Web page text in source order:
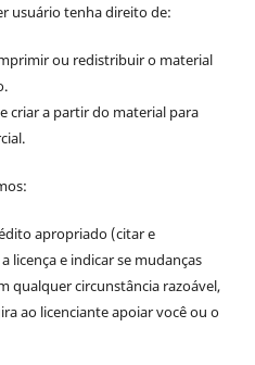
usuário tenha direito de:
ou redistribuir o material
criar a partir do material para
apropriado (citar e
licença e indicar se mudanças
qualquer circunstância razoável,
ao licenciante apoiar você ou o